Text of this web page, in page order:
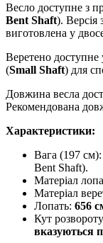
Весло доступне з
Bent Shaft). Версія
виготовлена у
Веретено доступне
(Small Shaft) для
Довжина весла
Рекомендована
Характеристики:
Вага (197 см):
Bent Shaft).
Матеріал
Матеріал
Лопать: 656
Кут
вказуються